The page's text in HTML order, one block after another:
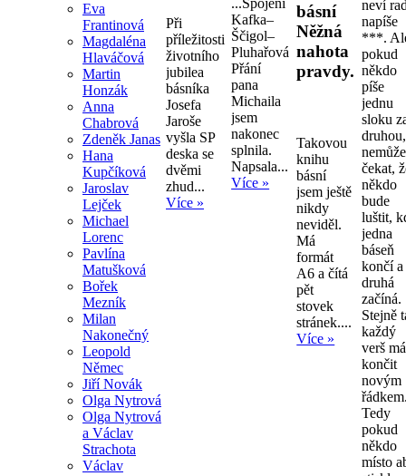
Eva
Frantinová
Magdaléna
Hlaváčová
Martin
Honzák
Anna
Chabrová
Zdeněk Janas
Hana
Kupčíková
Jaroslav
Lejček
Michael
Lorenc
Pavlína
Matušková
Bořek
Mezník
Milan
Nakonečný
Leopold
Němec
Jiří Novák
Olga Nytrová
Olga Nytrová
a Václav
Strachota
Václav
Při
příležitosti
životního
jubilea
básníka
Josefa
Jaroše
vyšla SP
deska se
dvěmi
zhud...
Více »
...Spojení
Kafka–
Ščigol–
Pluhařová
Přání
pana
Michaila
jsem
nakonec
splnila.
Napsala...
Více »
básní
Něžná
nahota
pravdy.
Takovou
knihu
básní
jsem ještě
nikdy
neviděl.
Má
formát
A6 a čítá
pět
stovek
stránek....
Více »
neví
napíše
***.
pokud
někdo
píše
jednu
sloku
druhou,
nemůže
čekat,
někdo
bude
luštit,
jedna
báseň
končí a
druhá
začíná.
Stejně
každý
verš má
končit
novým
Tedy
pokud
někdo
místo